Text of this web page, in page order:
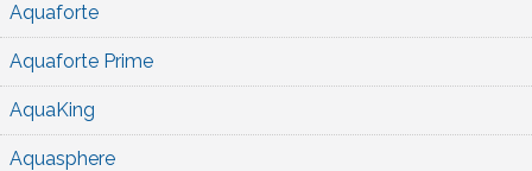
Aquaforte
Aquaforte Prime
AquaKing
Aquasphere